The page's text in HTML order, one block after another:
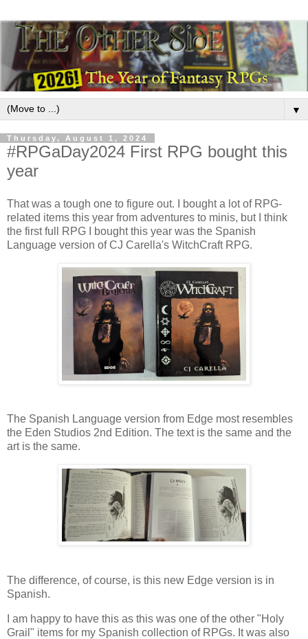
▼
Thursday, August 1, 2024
#RPGaDay2024 First RPG bought this
year
That was a tough one to figure out. I bought a lot of RPG-
related items this year from adventures to minis, but I think
the first full RPG I bought this year was the Spanish
Language version of CJ Carella's WitchCraft RPG.
The Spanish Language version from Edge most resembles
the Eden Studios 2nd Edition. The text is the same and the
art is the same.
The difference, of course, is this new Edge version is in
Spanish.
I am happy to have this as this was one of the other "Holy
Grail" items for my Spanish collection of RPGs. It was also